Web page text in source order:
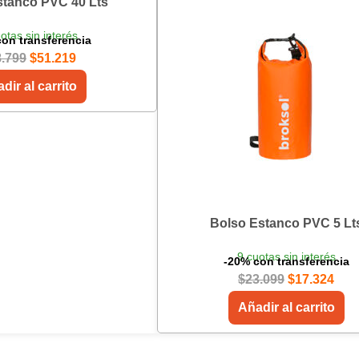
sin interés
transferencia
$51.219
al carrito
Bolso Estanco PVC 5
9 cuotas sin interés
-20% con transferencia
$23.099 $17.324
Añadir al carrito